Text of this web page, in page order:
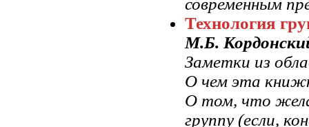
Технология
М.Б.
Заметки из
О чем эта
О том, что
группу (если,